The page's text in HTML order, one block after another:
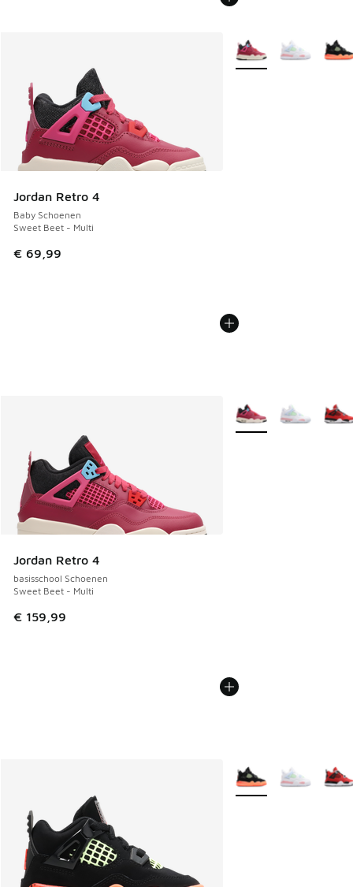
Jordan Retro 4
Baby Schoenen
Sweet Beet - Multi
€ 69,99
Meer kleuren
Jordan Retro 4
basisschool Schoenen
Sweet Beet - Multi
€ 159,99
Meer kleuren
Meer kleuren